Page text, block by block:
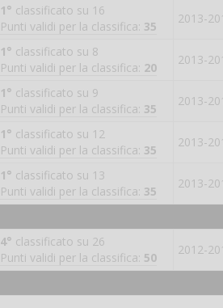
1° classificato su 16
Punti validi per la classifica: 35
2013-
1° classificato su 8
Punti validi per la classifica: 20
2013-
1° classificato su 9
Punti validi per la classifica: 35
2013-
1° classificato su 12
Punti validi per la classifica: 35
2013-
1° classificato su 13
Punti validi per la classifica: 35
2013-
4° classificato su 26
Punti validi per la classifica: 50
2012-